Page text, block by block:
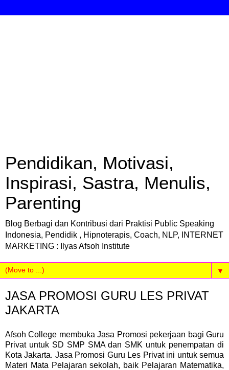
Pendidikan, Motivasi,
Inspirasi, Sastra, Menulis,
Parenting
Blog Berbagi dan Kontribusi dari Praktisi Public Speaking
Indonesia, Pendidik , Hipnoterapis, Coach, NLP, INTERNET
MARKETING : Ilyas Afsoh Institute
▼
JASA PROMOSI GURU LES PRIVAT
JAKARTA
Afsoh College membuka Jasa Promosi pekerjaan bagi Guru
Privat untuk SD SMP SMA dan SMK untuk penempatan di
Kota Jakarta. Jasa Promosi Guru Les Privat ini untuk semua
Materi Mata Pelajaran sekolah, baik Pelajaran Matematika,